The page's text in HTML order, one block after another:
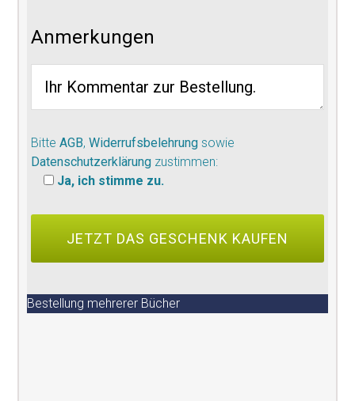
Anmerkungen
BitteAGB,Widerrufsbelehrung sowie
Datenschutzerklärung zustimmen:
Ja, ich stimme zu.
Bestellung mehrerer Bücher